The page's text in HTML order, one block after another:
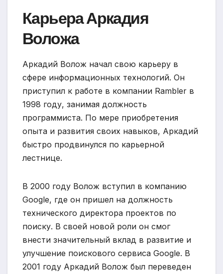
Карьера Аркадия
Воложа
Аркадий Волож начал свою карьеру в
сфере информационных технологий. Он
приступил к работе в компании Rambler в
1998 году, занимая должность
программиста. По мере приобретения
опыта и развития своих навыков, Аркадий
быстро продвинулся по карьерной
лестнице.
В 2000 году Волож вступил в компанию
Google, где он пришел на должность
технического директора проектов по
поиску. В своей новой роли он смог
внести значительный вклад в развитие и
улучшение поискового сервиса Google. В
2001 году Аркадий Волож был переведен